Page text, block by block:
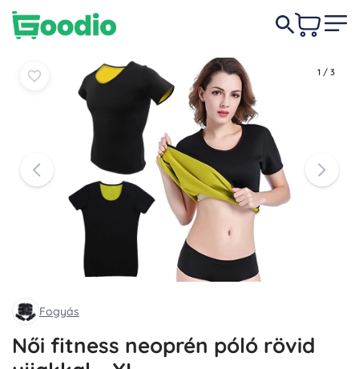
1 / 3
Fogyás
Női fitness neoprén póló rövid
-4% 2 790 Ft
Kosárba